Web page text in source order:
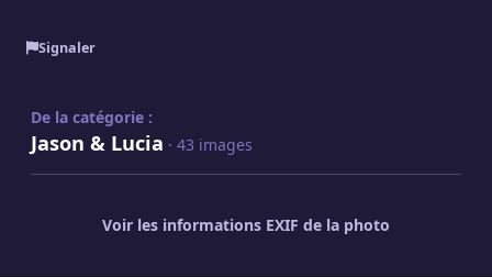
Signaler
De la catégorie :
Jason & Lucia · 43 images
Voir les informations EXIF de la photo